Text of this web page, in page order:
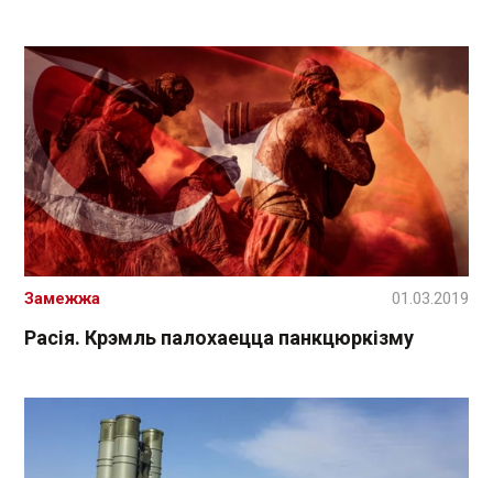
Расія. Крэмль палохаецца панкцюркізму
Замежжа 01.03.2019